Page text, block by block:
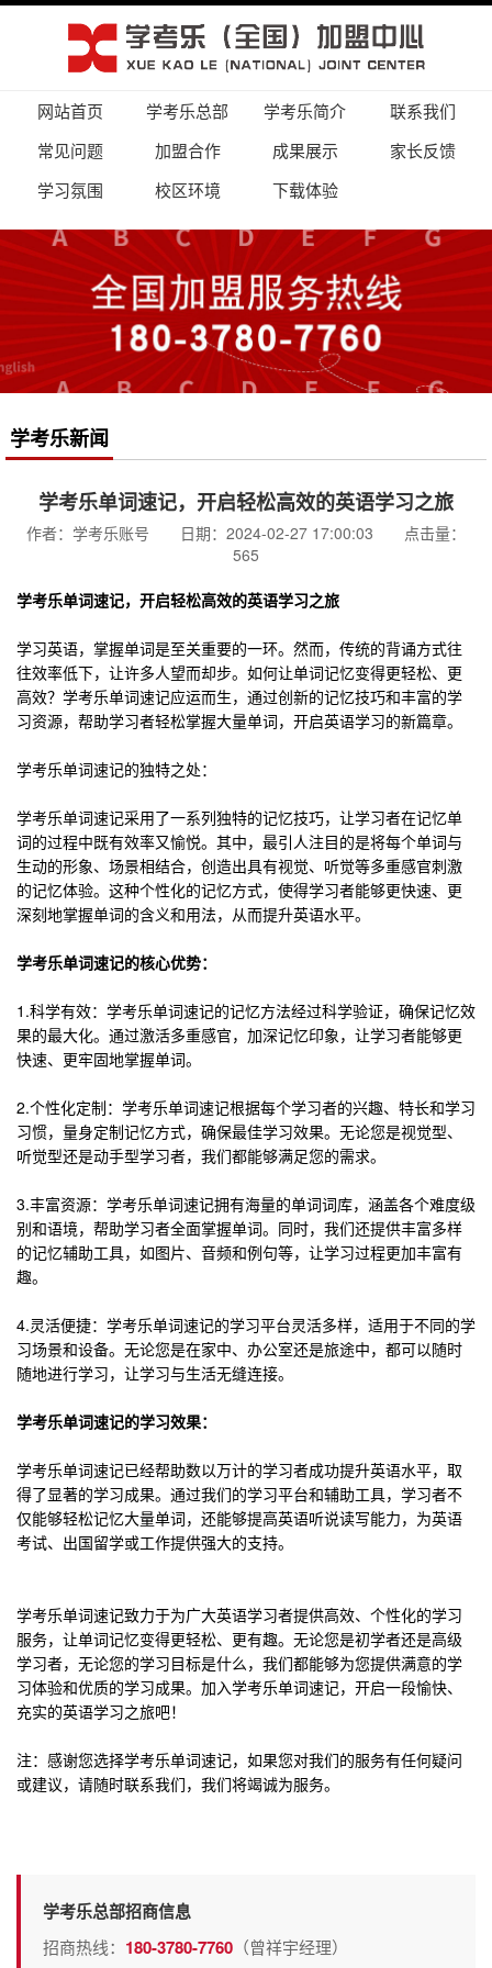
网站首页 学考乐总部 学考乐简介
联系我们
常见问题
加盟合作 成果展示
家长反馈
学习氛围
校区环境 下载体验
学考乐新闻
学考乐单词速记，开启轻松高效的英语学习之旅
作者：学考乐账号 日期：2024-02-27 17:00:03 点击量：
565
学考乐单词速记，开启轻松高效的英语学习之旅
学习英语，掌握单词是至关重要的一环。然而，传统的背诵方式往
往效率低下，让许多人望而却步。如何让单词记忆变得更轻松、更
高效？学考乐单词速记应运而生，通过创新的记忆技巧和丰富的学
习资源，帮助学习者轻松掌握大量单词，开启英语学习的新篇章。
学考乐单词速记的独特之处：
学考乐单词速记采用了一系列独特的记忆技巧，让学习者在记忆单
词的过程中既有效率又愉悦。其中，最引人注目的是将每个单词与
生动的形象、场景相结合，创造出具有视觉、听觉等多重感官刺激
的记忆体验。这种个性化的记忆方式，使得学习者能够更快速、更
深刻地掌握单词的含义和用法，从而提升英语水平。
学考乐单词速记的核心优势：
1.科学有效：学考乐单词速记的记忆方法经过科学验证，确保记忆效
果的最大化。通过激活多重感官，加深记忆印象，让学习者能够更
快速、更牢固地掌握单词。
2.个性化定制：学考乐单词速记根据每个学习者的兴趣、特长和学习
习惯，量身定制记忆方式，确保最佳学习效果。无论您是视觉型、
听觉型还是动手型学习者，我们都能够满足您的需求。
3.丰富资源：学考乐单词速记拥有海量的单词词库，涵盖各个难度级
别和语境，帮助学习者全面掌握单词。同时，我们还提供丰富多样
的记忆辅助工具，如图片、音频和例句等，让学习过程更加丰富有
趣。
4.灵活便捷：学考乐单词速记的学习平台灵活多样，适用于不同的学
习场景和设备。无论您是在家中、办公室还是旅途中，都可以随时
随地进行学习，让学习与生活无缝连接。
学考乐单词速记的学习效果：
学考乐单词速记已经帮助数以万计的学习者成功提升英语水平，取
得了显著的学习成果。通过我们的学习平台和辅助工具，学习者不
仅能够轻松记忆大量单词，还能够提高英语听说读写能力，为英语
考试、出国留学或工作提供强大的支持。
学考乐单词速记致力于为广大英语学习者提供高效、个性化的学习
服务，让单词记忆变得更轻松、更有趣。无论您是初学者还是高级
学习者，无论您的学习目标是什么，我们都能够为您提供满意的学
习体验和优质的学习成果。加入学考乐单词速记，开启一段愉快、
充实的英语学习之旅吧！
注：感谢您选择学考乐单词速记，如果您对我们的服务有任何疑问
或建议，请随时联系我们，我们将竭诚为服务。
学考乐总部招商信息
招商热线： 180-3780-7760 （曾祥宇经理）